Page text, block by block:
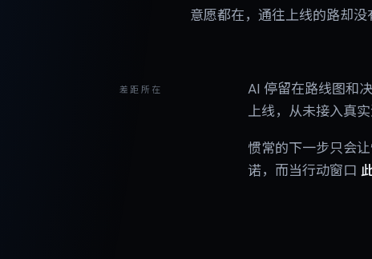
意愿都在，通往上线的路却没
差距所在
AI 停留在路线图和
上线，从未接入真
惯常的下一步只会
诺，而当行动窗口